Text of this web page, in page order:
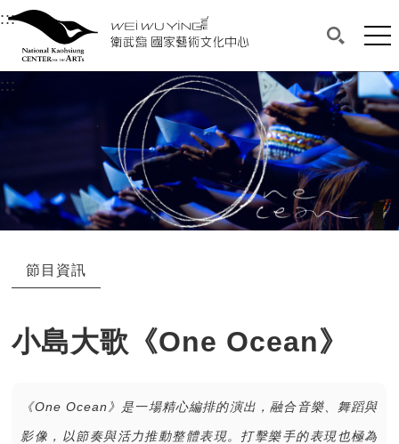
衛武營國家藝術文化中心
中央內容區塊，為本頁主要內容區。
:::選單連結區塊，此區塊列有本網站主要連結。
衛武營國家藝術文化中心
搜尋(開
網
::: 中央內容區塊，為本頁主要內容區。
節目資訊
小島大歌《One Ocean》
《One Ocean》是一場精心編排的演出，融合音樂、舞蹈與
影像，以節奏與活力推動整體表現。打擊樂手的表現也極為